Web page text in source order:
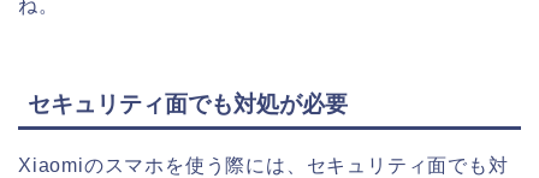
ね。
セキュリティ面でも対処が必要
Xiaomiのスマホを使う際には、セキュリティ面でも対